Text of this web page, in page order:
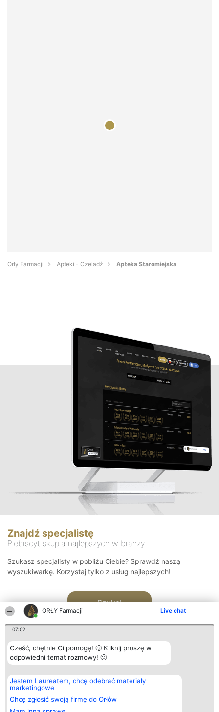
ORŁY Farmacji Live chat
07:02
Cześć, chętnie Ci pomogę! 🙂 Kliknij proszę w
odpowiedni temat rozmowy! 🙂
Jestem Laureatem, chcę odebrać materiały
marketingowe
Chcę zgłosić swoją firmę do Orłów
Orły Farmacji Apteki - Czeladź Apteka Staromiejska
Znajdź specjalistę
Plebiscyt skupia najlepszych w branży
Szukasz specjalisty w pobliżu Ciebie? Sprawdź naszą
wyszukiwarkę. Korzystaj tylko z usług najlepszych!
Szukaj
Organizator plebiscytu
Bright Side Solutions sp. z o.
o. sp. k.
ul. Ruska 22
Wrocław 50-079
KRS 0000749100 | Regon
Plebiscyt
Laureaci
wszystkich
Laureatów
Kontakt
Kontakt